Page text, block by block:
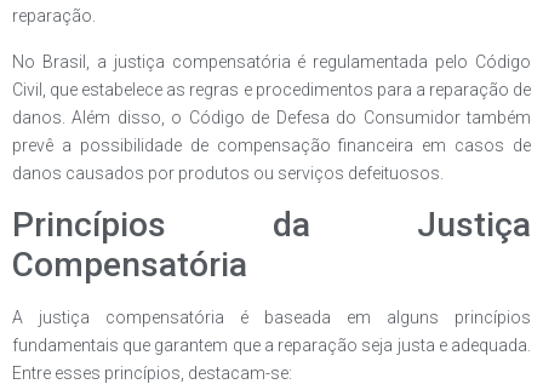
reparação.
No Brasil, a justiça compensatória é regulamentada pelo Código
Civil, que estabelece as regras e procedimentos para a reparação de
danos. Além disso, o Código de Defesa do Consumidor também
prevê a possibilidade de compensação financeira em casos de
danos causados por produtos ou serviços defeituosos.
Princípios da Justiça
Compensatória
A justiça compensatória é baseada em alguns princípios
fundamentais que garantem que a reparação seja justa e adequada.
Entre esses princípios, destacam-se: